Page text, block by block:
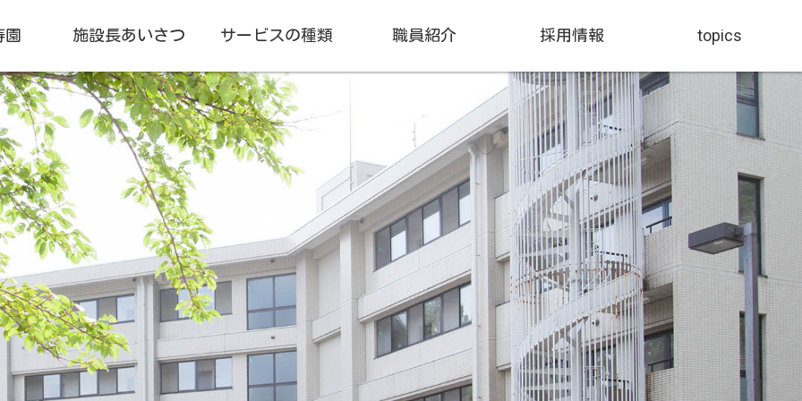
園 施設長あいさつ サービスの種類 職員紹介 採用情報 topics